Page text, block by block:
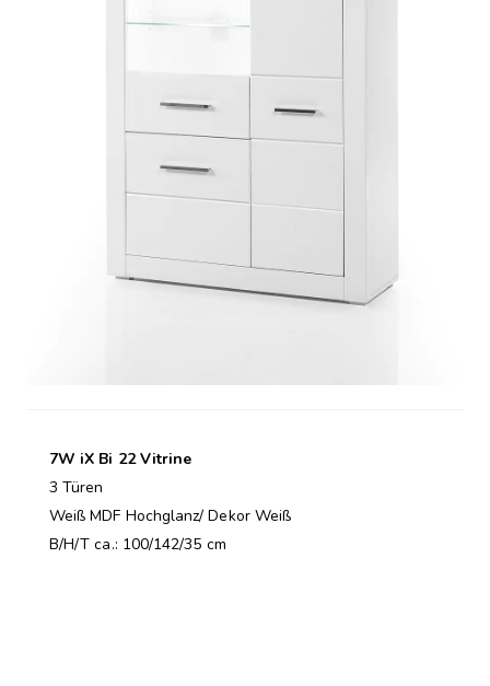
7W iX Bi 22 Vitrine
3 Türen
Weiß MDF Hochglanz/ Dekor Weiß
B/H/T ca.: 100/142/35 cm